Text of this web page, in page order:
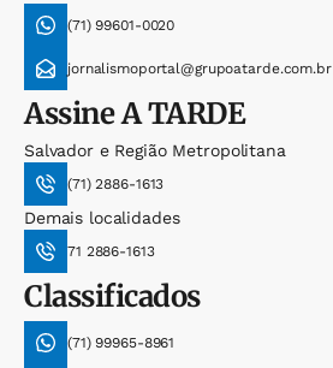
(71) 99601-0020
jornalismoportal@grupoatarde.com.br
AssineA TARDE
Salvador e Região Metropolitana
(71) 2886-1613
Demais localidades
71 2886-1613
Classificados
(71) 99965-8961